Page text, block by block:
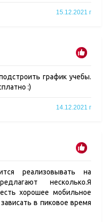
15.12.2021 г
график учебы.
:)
14.12.2021 г
реализовывать на
несколько.Я
хорошее мобильное
в пиковое время